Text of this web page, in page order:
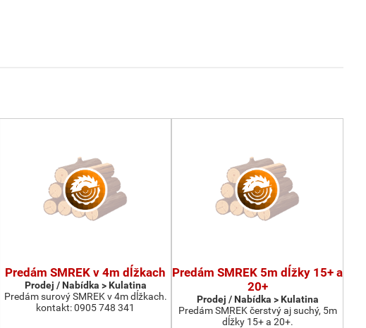
Predám SMREK v 4m dĺžkach
Prodej / Nabídka > Kulatina
Predám surový SMREK v 4m dĺžkach.
kontakt: 0905 748 341
Predám SMREK 5m dĺžky 15+ a
20+
Prodej / Nabídka > Kulatina
Predám SMREK čerstvý aj suchý, 5m
dĺžky 15+ a 20+.